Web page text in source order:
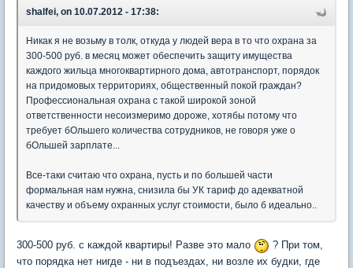
shalfei, on 10.07.2012 - 17:38:
Никак я не возьму в толк, откуда у людей вера в то что охрана за
300-500 руб. в месяц может обеспечить защиту имущества
каждого жильца многоквартирного дома, автотранспорт, порядок
на придомовых территориях, общественный покой граждан?
Профессиональная охрана с такой широкой зоной
ответственности несоизмеримо дороже, хотябы потому что
требует бОльшего количества сотрудников, не говоря уже о
бОльшей зарплате...
Все-таки считаю что охрана, пусть и по большей части
формальная нам нужна, снизила бы УК тариф до адекватной
качеству и объему охранных услуг стоимости, было б идеально..
300-500 руб. с каждой квартиры! Разве это мало
? При том,
что порядка нет нигде - ни в подъездах, ни возле их будки, где